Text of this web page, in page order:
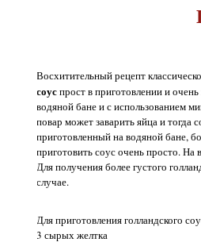
Восхитительный рецепт
соуспрост в приготовлении и
водяной бане и с использованием
повар может заварить яйца и тогда
приготовленный на водяной бане,
приготовить соус очень просто.
Для получения более густого
случае.
Для приготовления голландского
3 сырых желтка